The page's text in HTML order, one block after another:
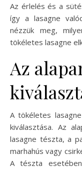
Az érlelés és a
így a lasagne
nézzük meg,
tökéletes lasagne
Az
A tökéletes
kiválasztása. Az
lasagne tészta, a
marhahús vagy
A tészta